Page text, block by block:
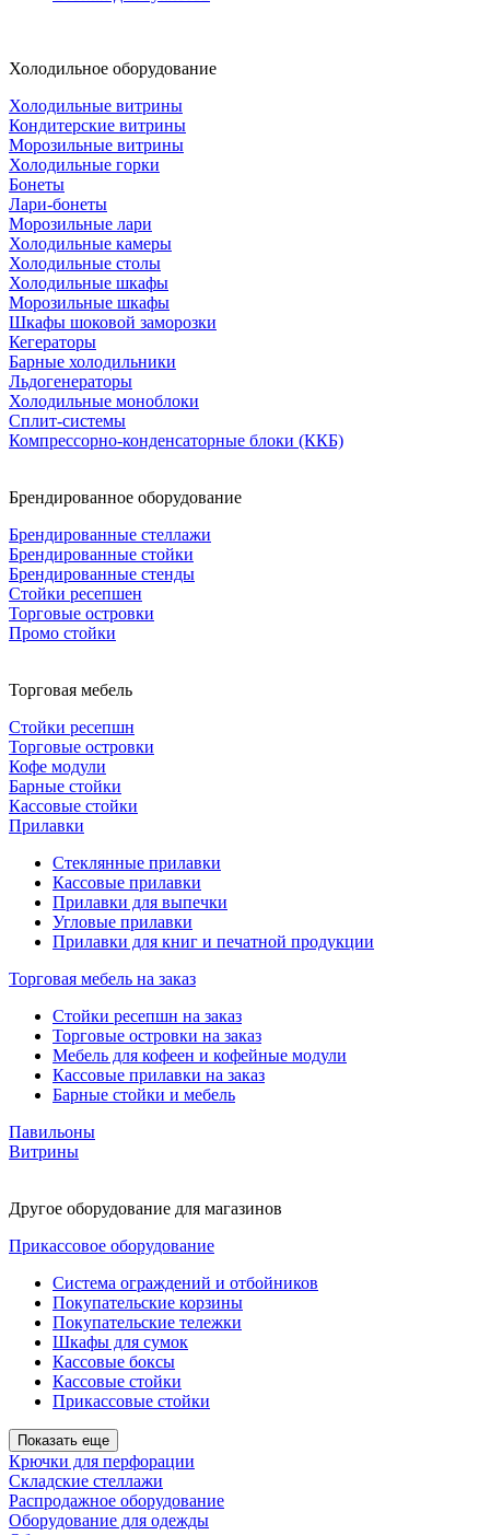
Холодильное оборудование
Холодильные витрины
Кондитерские витрины
Морозильные витрины
Холодильные горки
Бонеты
Лари-бонеты
Морозильные лари
Холодильные камеры
Холодильные столы
Холодильные шкафы
Морозильные шкафы
Шкафы шоковой заморозки
Кегераторы
Барные холодильники
Льдогенераторы
Холодильные моноблоки
Сплит-системы
Компрессорно-конденсаторные блоки (ККБ)
Брендированное оборудование
Брендированные стеллажи
Брендированные стойки
Брендированные стенды
Стойки ресепшен
Торговые островки
Промо стойки
Торговая мебель
Стойки ресепшн
Торговые островки
Кофе модули
Барные стойки
Кассовые стойки
Прилавки
Стеклянные прилавки
Кассовые прилавки
Прилавки для выпечки
Угловые прилавки
Прилавки для книг и печатной продукции
Торговая мебель на заказ
Стойки ресепшн на заказ
Торговые островки на заказ
Мебель для кофеен и кофейные модули
Кассовые прилавки на заказ
Барные стойки и мебель
Павильоны
Витрины
Другое оборудование для магазинов
Прикассовое оборудование
Система ограждений и отбойников
Покупательские корзины
Покупательские тележки
Шкафы для сумок
Кассовые боксы
Кассовые стойки
Прикассовые стойки
Показать еще
Крючки для перфорации
Складские стеллажи
Распродажное оборудование
Оборудование для одежды